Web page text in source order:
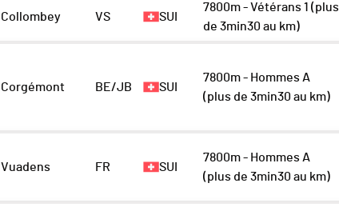
Collombey VS SUI
7800m - Vétérans 1 (plus
de 3min30 au km)
Corgémont BE/JB SUI
7800m - Hommes A
(plus de 3min30 au km)
Vuadens FR SUI
7800m - Hommes A
(plus de 3min30 au km)